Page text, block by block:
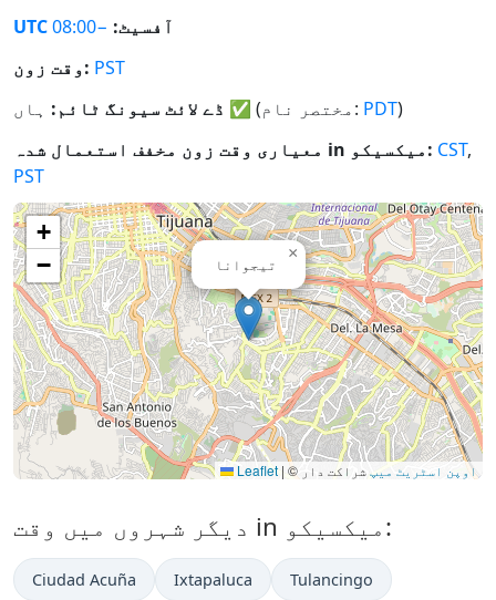
UTC
آفسیٹ: −08:00
وقت زون: PST
ڈے لائٹ سیونگ ٹائم: ✅ (مختصر نام: PDT)
معیاری وقت زون مخفف استعمال شدہ in میکسیکو: CST,
PST
تیجوانا
×
+
−
Leaflet | © اوپن اسٹریٹ میپشراکت دار
دیگر شہروں میں وقت in میکسیکو:
Ciudad Acuña Ixtapaluca Tulancingo